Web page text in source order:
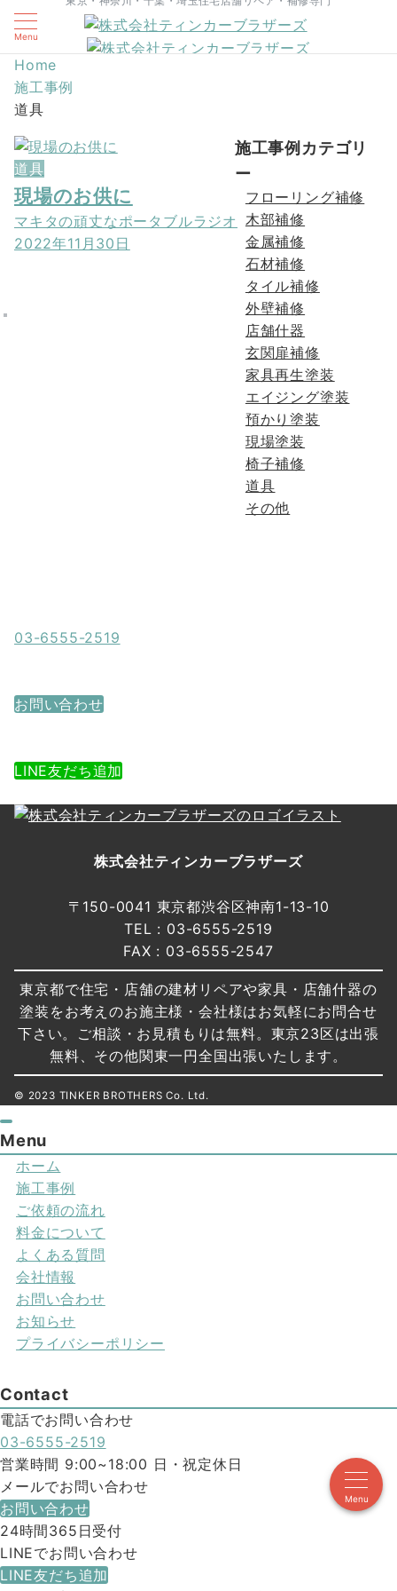
Menu
Home
施工事例
道具
道具
現場のお供に
マキタの頑丈なポータブルラジオ
2022年11月30日
施工事例カテゴリ
ー
フローリング補修
木部補修
金属補修
石材補修
タイル補修
外壁補修
店舗什器
玄関扉補修
家具再生塗装
エイジング塗装
預かり塗装
現場塗装
椅子補修
道具
その他
03-6555-2519
お問い合わせ
LINE友だち追加
株式会社ティンカーブラザーズ
〒150-0041 東京都渋谷区神南1-13-10
TEL : 03-6555-2519
FAX : 03-6555-2547
東京都で住宅・店舗の建材リペアや家具・店舗什器の
塗装をお考えのお施主様・会社様はお気軽にお問合せ
下さい。ご相談・お見積もりは無料。東京23区は出張
無料、その他関東一円全国出張いたします。
© 2023 TINKER BROTHERS Co. Ltd.
Menu
ホーム
施工事例
ご依頼の流れ
料金について
よくある質問
会社情報
お問い合わせ
お知らせ
プライバシーポリシー
Contact
電話でお問い合わせ
03-6555-2519
営業時間 9:00~18:00 日・祝定休日
メールでお問い合わせ
お問い合わせ
24時間365日受付
LINEでお問い合わせ
LINE友だち追加
Menu